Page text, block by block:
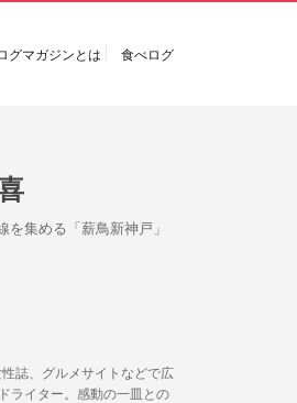
グマガジンとは 食べログ
集める「薪鳥新神戸」
性誌、グルメサイトなどで広
ライター。感動の一皿との